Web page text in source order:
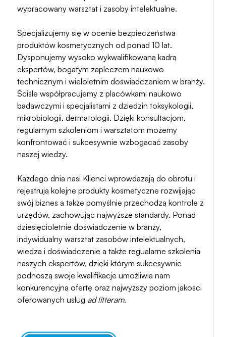
wypracowany warsztat i zasoby intelektualne.
Specjalizujemy się w ocenie bezpieczeństwa
produktów kosmetycznych od ponad 10 lat.
Dysponujemy wysoko wykwalifikowaną kadrą
ekspertów, bogatym zapleczem naukowo
technicznym i wieloletnim doświadczeniem w branży.
Ściśle współpracujemy z placówkami naukowo
badawczymi i specjalistami z dziedzin toksykologii,
mikrobiologii, dermatologii. Dzięki konsultacjom,
regularnym szkoleniom i warsztatom możemy
konfrontować i sukcesywnie wzbogacać zasoby
naszej wiedzy.
Każdego dnia nasi Klienci wprowdazają do obrotu i
rejestrują kolejne produkty kosmetyczne rozwijając
swój biznes a także pomyślnie przechodzą kontrole z
urzędów, zachowując najwyższe standardy. Ponad
dziesięcioletnie doświadczenie w branży,
indywidualny warsztat zasobów intelektualnych,
wiedza i doświadczenie a także regualarne szkolenia
naszych ekspertów, dzięki którym sukcesywnie
podnoszą swoje kwalifikacje umożliwia nam
konkurencyjną ofertę oraz najwyższy poziom jakości
oferowanych usług ad litteram.